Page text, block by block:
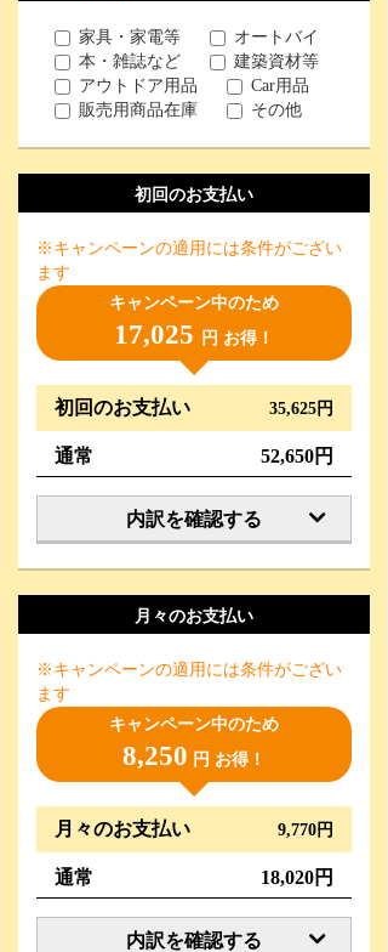
家具・家電等
オートバイ
本・雑誌など
建築資材等
アウトドア用品
Car用品
販売用商品在庫
その他
初回のお支払い
※キャンペーンの適用には条件がござい
ます
キャンペーン中のため
17,025 円 お得！
初回のお支払い 35,625円
通常 52,650円
内訳を確認する
月々のお支払い
※キャンペーンの適用には条件がござい
ます
キャンペーン中のため
8,250 円 お得！
月々のお支払い 9,770円
通常 18,020円
内訳を確認する